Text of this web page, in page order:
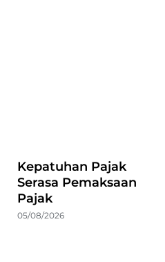
Kepatuhan Pajak
Serasa Pemaksaan
Pajak
05/08/2026